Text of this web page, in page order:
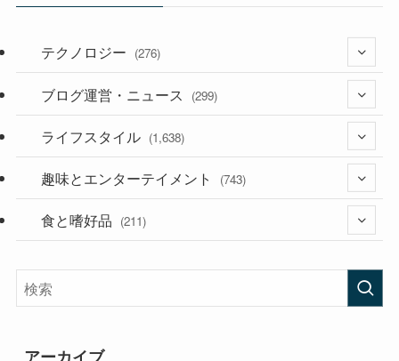
テクノロジー (276)
(36)
(187)
ブログ運営・ニュース (299)
(118)
(181)
ライフスタイル (1,638)
(394)
(282)
趣味とエンターテイメント (743)
(56)
食と嗜好品 (211)
アーカイブ